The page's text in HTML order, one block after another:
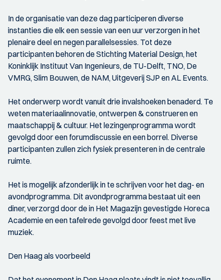
In de organisatie van deze dag participeren diverse
instanties die elk een sessie van een uur verzorgen in het
plenaire deel en negen parallelsessies. Tot deze
participanten behoren de Stichting Material Design, het
Koninklijk Instituut Van Ingenieurs, de TU-Delft, TNO, De
VMRG, Slim Bouwen, de NAM, Uitgeverij SJP en AL Events.
Het onderwerp wordt vanuit drie invalshoeken benaderd. Te
weten materiaalinnovatie, ontwerpen & construeren en
maatschappij & cultuur. Het lezingenprogramma wordt
gevolgd door een forumdiscussie en een borrel. Diverse
participanten zullen zich fysiek presenteren in de centrale
ruimte.
Het is mogelijk afzonderlijk in te schrijven voor het dag- en
avondprogramma. Dit avondprogramma bestaat uit een
diner, verzorgd door de in Het Magazijn gevestigde Horeca
Academie en een tafelrede gevolgd door feest met live
muziek.
Den Haag als voorbeeld